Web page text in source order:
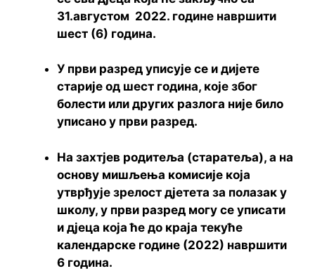
31.августом 2022. године навршити
шест (6) година.
У први разред уписује се и дијете
старије од шест година, које због
болести или других разлога није било
уписано у први разред.
На захтјев родитеља (старатеља), а на
основу мишљења комисије која
утврђује зрелост дјетета за полазак у
школу, у први разред могу се уписати
и дјеца која ће до краја текуће
календарске године (2022) навршити
6 година.